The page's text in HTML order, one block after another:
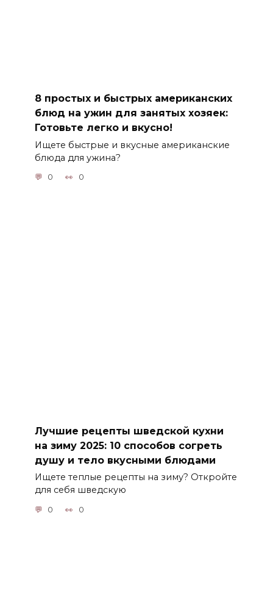
8 простых и быстрых американских
блюд на ужин для занятых хозяек:
Готовьте легко и вкусно!
Ищете быстрые и вкусные американские
блюда для ужина?
0 0
Лучшие рецепты шведской кухни
на зиму 2025: 10 способов согреть
душу и тело вкусными блюдами
Ищете теплые рецепты на зиму? Откройте
для себя шведскую
0 0